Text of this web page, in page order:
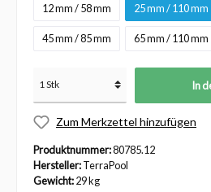
12 mm / 58 mm
25 mm / 110 mm
45 mm / 85 mm 65 mm / 110 mm
In
Zum Merkzettel hinzufügen
Produktnummer:80785.12
Hersteller:TerraPool
Gewicht:29 kg